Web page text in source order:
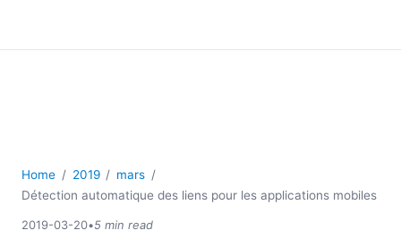
Home 2019
mars
Détection automatique des liens pour les applications mobiles
2019-03-20•5 min read